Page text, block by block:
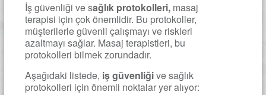
İş güvenliği ve sağlık protokolleri,masaj
terapisi için çok önemlidir. Bu protokoller,
müşterilerle güvenli çalışmayı ve riskleri
azaltmayı sağlar. Masaj terapistleri, bu
protokolleri bilmek zorundadır.
Aşağıdaki listede, iş güvenliğive sağlık
protokolleri için önemli noktalar yer alıyor: